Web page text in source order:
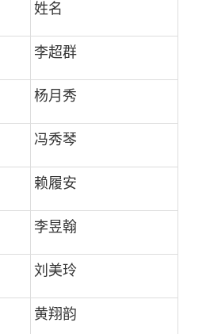
姓名
李超群
杨月秀
冯秀琴
赖履安
李昱翰
刘美玲
黄翔韵